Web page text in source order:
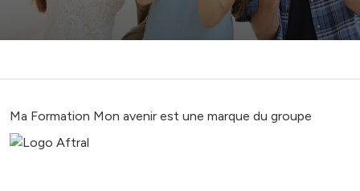
Ma Formation Mon avenir est une marque du groupe